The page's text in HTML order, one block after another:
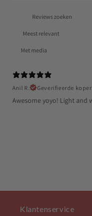
Met media
Anil R.
Geverifieerde koper
Awesome yoyo! Light and
Klantenservice